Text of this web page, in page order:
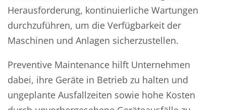
Herausforderung, kontinuierliche Wartungen
durchzuführen, um die Verfügbarkeit der
Maschinen und Anlagen sicherzustellen.
Preventive Maintenance hilft Unternehmen
dabei, ihre Geräte in Betrieb zu halten und
ungeplante Ausfallzeiten sowie hohe Kosten